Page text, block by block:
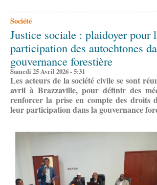
Société
Justice sociale : plaidoyer pour
participation des autochtones
gouvernance forestière
Samedi 25 Avril 2026 - 5:31
Les acteurs de la société civile se sont
avril à Brazzaville, pour définir des
renforcer la prise en compte des droits
leur participation dans la gouvernance